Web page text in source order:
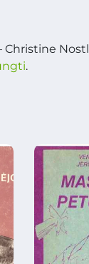
Christine
.